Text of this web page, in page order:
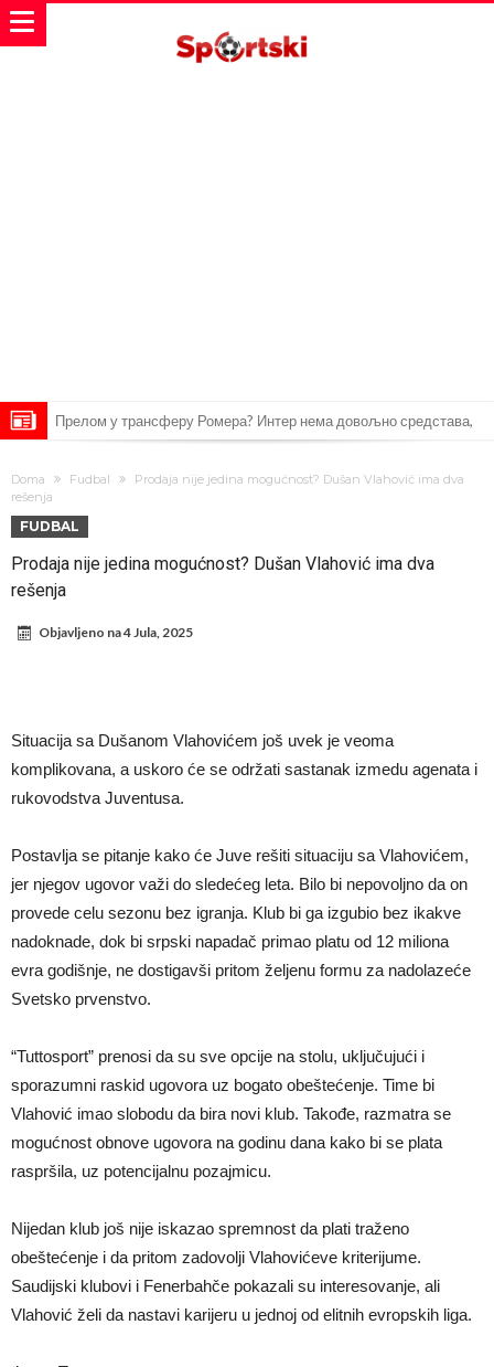
Прелом у трансферу Ромера? Интер нема довољно средстава,
Rafael Leao dobio novu ponudu iz Turske
U Firenci poludeli za Mastantounom
daleko”
Doma Fudbal
Prodaja nije jedina mogućnost? Dušan Vlahović ima dva
rešenja
FUDBAL
Prodaja nije jedina mogućnost? Dušan Vlahović ima dva
rešenja
Objavljeno na4 Jula, 2025
Situacija sa Dušanom Vlahovićem još uvek je veoma
komplikovana, a uskoro će se održati sastanak izmedu agenata i
rukovodstva Juventusa.
Postavlja se pitanje kako će Juve rešiti situaciju sa Vlahovićem,
jer njegov ugovor važi do sledećeg leta. Bilo bi nepovoljno da on
provede celu sezonu bez igranja. Klub bi ga izgubio bez ikakve
nadoknade, dok bi srpski napadač primao platu od 12 miliona
evra godišnje, ne dostigavši pritom željenu formu za nadolazeće
Svetsko prvenstvo.
“Tuttosport” prenosi da su sve opcije na stolu, uključujući i
sporazumni raskid ugovora uz bogato obeštećenje. Time bi
Vlahović imao slobodu da bira novi klub. Takođe, razmatra se
mogućnost obnove ugovora na godinu dana kako bi se plata
raspršila, uz potencijalnu pozajmicu.
Nijedan klub još nije iskazao spremnost da plati traženo
obeštećenje i da pritom zadovolji Vlahovićeve kriterijume.
Saudijski klubovi i Fenerbahče pokazali su interesovanje, ali
Vlahović želi da nastavi karijeru u jednoj od elitnih evropskih liga.